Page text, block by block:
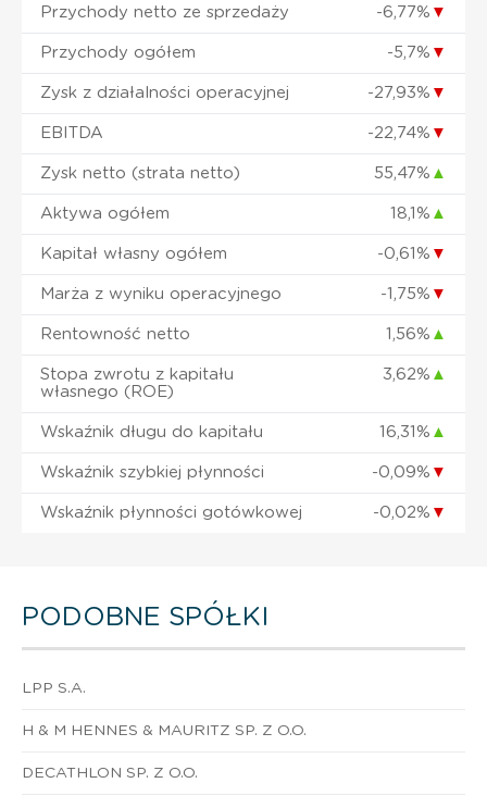
Przychody netto ze sprzedaży -6,77% ▼
Przychody ogółem -5,7% ▼
Zysk z działalności operacyjnej -27,93% ▼
EBITDA -22,74% ▼
Zysk netto (strata netto) 55,47% ▲
Aktywa ogółem 18,1% ▲
Kapitał własny ogółem -0,61% ▼
Marża z wyniku operacyjnego -1,75% ▼
Rentowność netto 1,56% ▲
Stopa zwrotu z kapitału
własnego (ROE)
3,62% ▲
Wskaźnik długu do kapitału 16,31% ▲
Wskaźnik szybkiej płynności -0,09% ▼
Wskaźnik płynności gotówkowej -0,02% ▼
PODOBNE SPÓŁKI
LPP S.A.
H & M HENNES & MAURITZ SP. Z O.O.
DECATHLON SP. Z O.O.